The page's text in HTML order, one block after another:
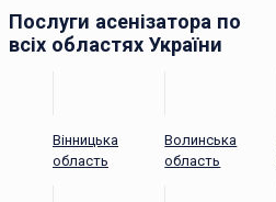
Послуги асенізатора по
всіх областях України
Вінницька
область
Волинська
область